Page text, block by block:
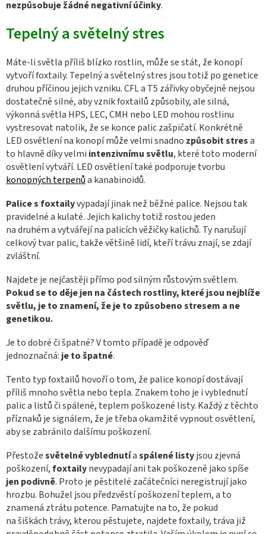
nezpůsobuje žádné negativní účinky.
Tepelný a světelný stres
Máte-li světla příliš blízko rostlin, může se stát, že konopí
vytvoří foxtaily. Tepelný a světelný stres jsou totiž po genetice
druhou příčinou jejich vzniku. CFL a T5 zářivky obyčejně nejsou
dostatečně silné, aby vznik foxtailů způsobily, ale silná,
výkonná světla HPS, LEC, CMH nebo LED mohou rostlinu
vystresovat natolik, že se konce palic zašpičatí. Konkrétně
LED osvětlení na konopí může velmi snadno způsobit stresa
to hlavně díky velmi intenzivnímu světlu, které toto moderní
osvětlení vytváří. LED osvětlení také podporuje tvorbu
konopných terpenůa kanabinoidů.
Palice s foxtailyvypadají jinak než běžné palice. Nejsou tak
pravidelné a kulaté. Jejich kalichy totiž rostou jeden
na druhém a vytvářejí na palicích věžičky kalichů. Ty narušují
celkový tvar palic, takže většině lidí, kteří trávu znají, se zdají
zvláštní.
Najdete je nejčastěji přímo pod silným růstovým světlem.
Pokud se to děje jen na částech rostliny, které jsou nejblíže
světlu, je to znamení, že je to způsobeno stresem a ne
genetikou.
Je to dobré či špatné? V tomto případě je odpověď
jednoznačná: je to špatné.
Tento typ foxtailů hovoří o tom, že palice konopí dostávají
příliš mnoho světla nebo tepla. Znakem toho je i vyblednutí
palic a listů či spálené, teplem poškozené listy. Každý z těchto
příznaků je signálem, že je třeba okamžitě vypnout osvětlení,
aby se zabránilo dalšímu poškození.
Přestožesvětelné vyblednutíaspálené listyjsou zjevná
poškození,foxtailynevypadají ani tak poškozeně jako spíše
jen podivně. Proto je pěstitelé začátečníci neregistrují jako
hrozbu. Bohužel jsou předzvěstí poškození teplem, a to
znamená ztrátu potence. Pamatujte na to, že pokud
na šiškách trávy, kterou pěstujete, najdete foxtaily, tráva již